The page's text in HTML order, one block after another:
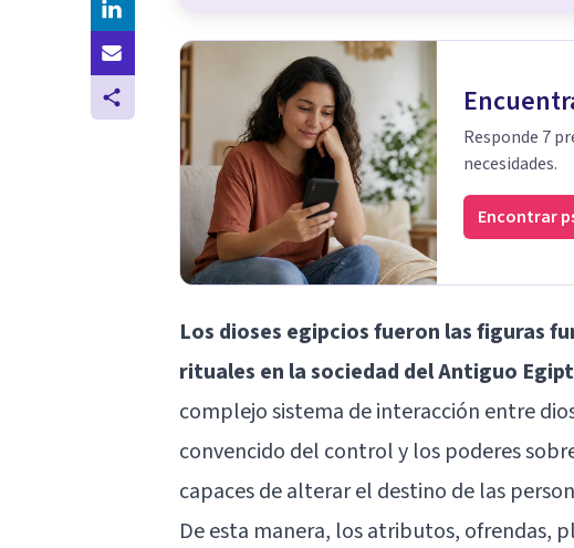
Responde 7
necesidades.
Encontrar
Los dioses egipcios fueron las figuras
rituales en la sociedad del Antiguo
complejo sistema de interacción entre
convencido del control y los poderes
capaces de alterar el destino de las
De esta manera, los atributos, ofrendas,